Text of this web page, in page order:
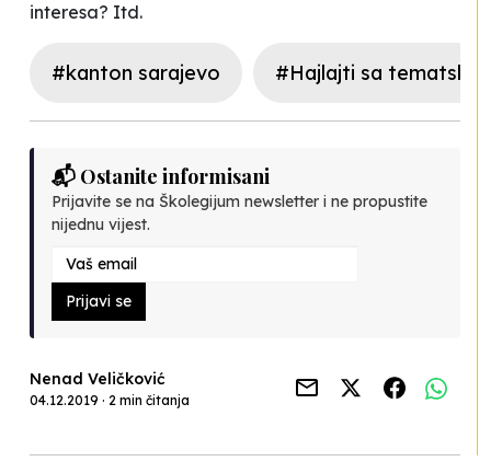
interesa? Itd.
#kanton sarajevo #Hajlajti sa tematske
📬 Ostanite informisani
Prijavite se na Školegijum newsletter i ne propustite
nijednu vijest.
Prijavi se
Nenad Veličković
04.12.2019 · 2 min čitanja